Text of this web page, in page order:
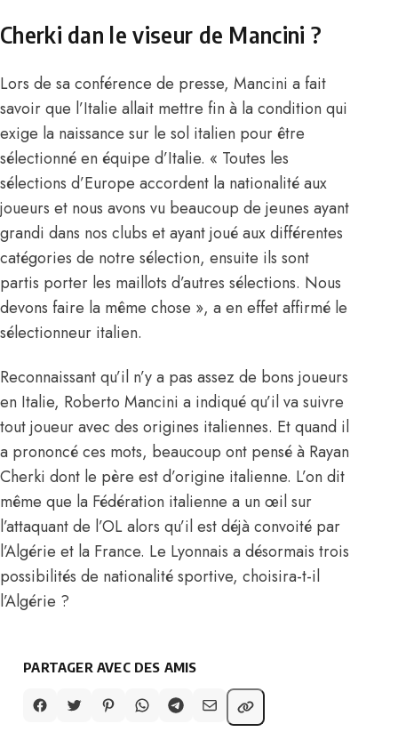
Cherki dan le viseur de Mancini ?
Lors de sa conférence de presse, Mancini a fait
savoir que l’Italie allait mettre fin à la condition qui
exige la naissance sur le sol italien pour être
sélectionné en équipe d’Italie. « Toutes les
sélections d’Europe accordent la nationalité aux
joueurs et nous avons vu beaucoup de jeunes ayant
grandi dans nos clubs et ayant joué aux différentes
catégories de notre sélection, ensuite ils sont
partis porter les maillots d’autres sélections. Nous
devons faire la même chose », a en effet affirmé le
sélectionneur italien.
Reconnaissant qu’il n’y a pas assez de bons joueurs
en Italie, Roberto Mancini a indiqué qu’il va suivre
tout joueur avec des origines italiennes. Et quand il
a prononcé ces mots, beaucoup ont pensé à Rayan
Cherki dont le père est d’origine italienne. L’on dit
même que la Fédération italienne a un œil sur
l’attaquant de l’OL alors qu’il est déjà convoité par
l’Algérie et la France. Le Lyonnais a désormais trois
possibilités de nationalité sportive, choisira-t-il
l’Algérie ?
PARTAGER AVEC DES AMIS